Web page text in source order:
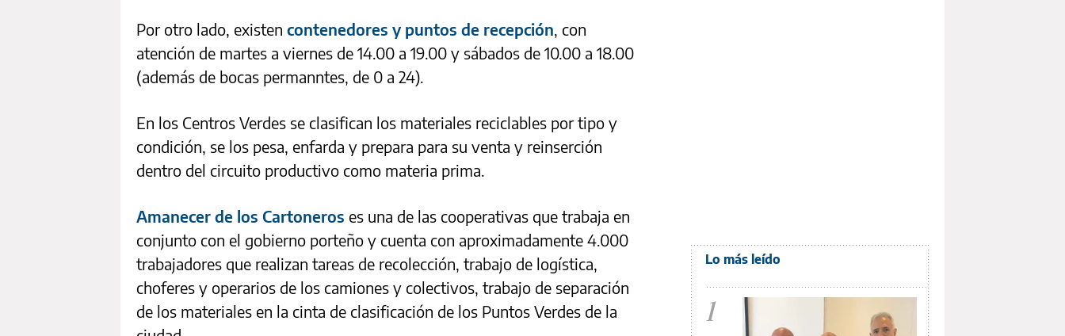
Por otro lado, existen contenedores y puntos de recepción, con
atención de martes a viernes de 14.00 a 19.00 y sábados de 10.00 a 18.00
(además de bocas permanntes, de 0 a 24).
En los Centros Verdes se clasifican los materiales reciclables por tipo y
condición, se los pesa, enfarda y prepara para su venta y reinserción
dentro del circuito productivo como materia prima.
Amanecer de los Cartoneros es una de las cooperativas que trabaja en
conjunto con el gobierno porteño y cuenta con aproximadamente 4.000
trabajadores que realizan tareas de recolección, trabajo de logística,
choferes y operarios de los camiones y colectivos, trabajo de separación
de los materiales en la cinta de clasificación de los Puntos Verdes de la
Lo más leído
1